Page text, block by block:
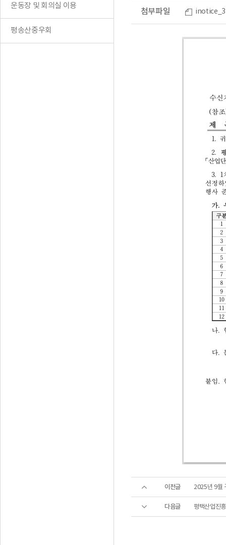
운동장 및 회의실 이용
평송산중우회
첨부파일
이전글 2025년 9월
다음글 평택산업진